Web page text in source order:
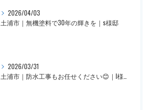
2026/04/03
土浦市｜無機塗料で30年の輝きを｜s様邸
2026/03/31
土浦市｜防水工事もお任せください😊｜I様邸